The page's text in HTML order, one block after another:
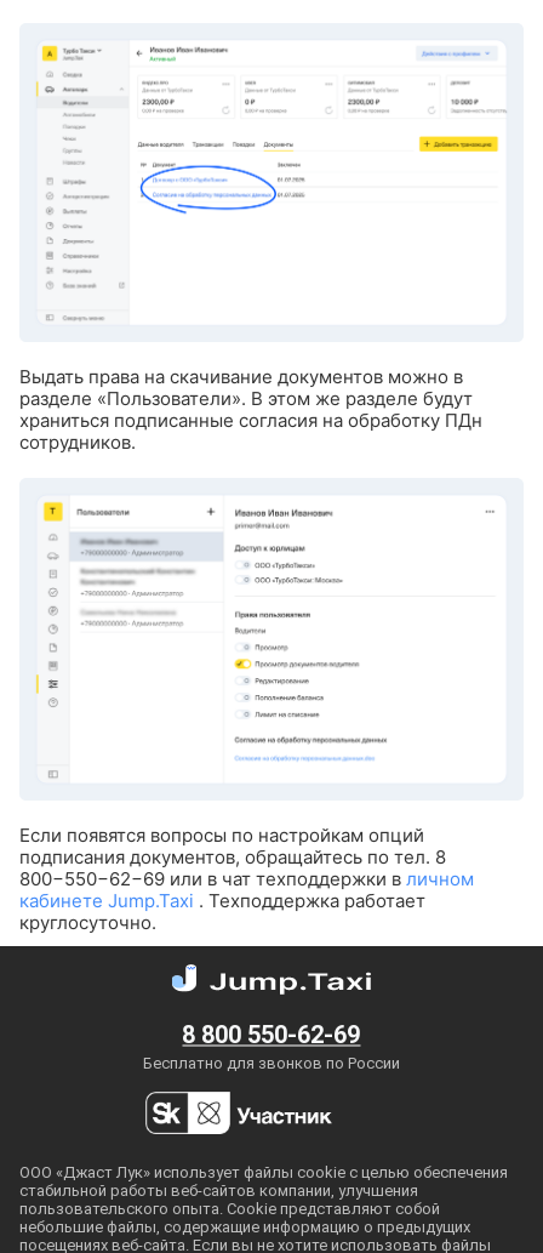
Выдать права на скачивание документов можно в
разделе «Пользователи». В этом же разделе будут
храниться подписанные согласия на обработку ПДн
сотрудников.
Если появятся вопросы по настройкам опций
подписания документов, обращайтесь по тел. 8
800−550−62−69 или в чат техподдержки в личном
кабинете Jump.Taxi . Техподдержка работает
круглосуточно.
8 800 550-62-69
Бесплатно для звонков по России
ООО «Джаст Лук» использует файлы cookie с целью обеспечения
стабильной работы веб-сайтов компании, улучшения
пользовательского опыта. Cookie представляют собой
небольшие файлы, содержащие информацию о предыдущих
посещениях веб-сайта . Если вы не хотите использовать файлы